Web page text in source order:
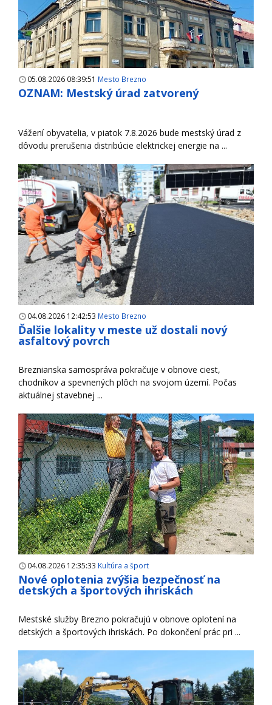
05.08.2026 08:39:51 Mesto Brezno
OZNAM: Mestský úrad zatvorený
Vážení obyvatelia, v piatok 7.8.2026 bude mestský úrad z
dôvodu prerušenia distribúcie elektrickej energie na ...
04.08.2026 12:42:53 Mesto Brezno
Ďalšie lokality v meste už dostali nový
asfaltový povrch
Breznianska samospráva pokračuje v obnove ciest,
chodníkov a spevnených plôch na svojom území. Počas
aktuálnej stavebnej ...
04.08.2026 12:35:33 Kultúra a šport
Nové oplotenia zvýšia bezpečnosť na
detských a športových ihriskách
Mestské služby Brezno pokračujú v obnove oplotení na
detských a športových ihriskách. Po dokončení prác pri ...